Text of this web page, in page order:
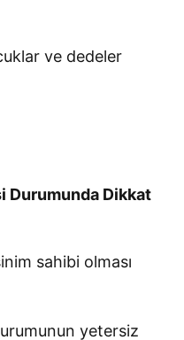
ve dedeler
Durumunda Dikkat
sahibi olması
yetersiz